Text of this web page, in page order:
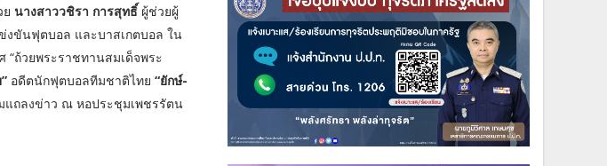
นางสาววชิรา การสุทธิ์ ผู้ช่วยผู้
งขันฟุตบอล และบาสเกตบอล ใน
“ถ้วยพระราชทานสมเด็จพระ
อดีตนักฟุตบอลทีมชาติไทย “ยักษ์-
ถลงข่าว ณ หอประชุมเพชรรัตน